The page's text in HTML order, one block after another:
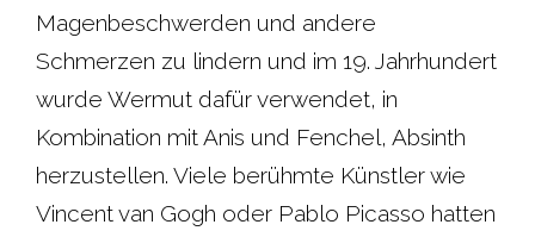
o
k
A
p
e
r
r
s
t
Magenbeschwerden und andere
Schmerzen zu lindern und im 19. Jahrhundert
wurde Wermut dafür verwendet, in
Kombination mit Anis und Fenchel, Absinth
herzustellen. Viele berühmte Künstler wie
Vincent van Gogh oder Pablo Picasso hatten